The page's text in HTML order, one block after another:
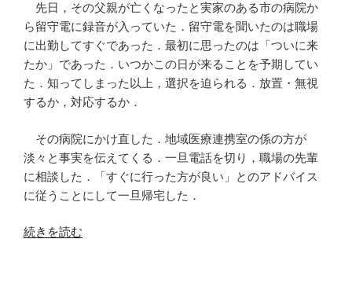
先日，その父親が亡くなったと実家のある市の病院か
ら留守電に録音が入っていた．留守電を聞いたのは職場
に出勤してすぐであった．最初に思ったのは「ついに来
たか」であった．いつかこの日が来ることを予期してい
た．知ってしまった以上，選択を迫られる．放置・無視
するか，対応するか．
その病院にかけ直した．地域医療連携室の係の方が
淡々と事実を伝えてくる．一旦電話を切り，職場の先輩
に相談した．「すぐに行った方が良い」とのアドバイス
に従うことにして一旦帰宅した．
“一
続きを読む